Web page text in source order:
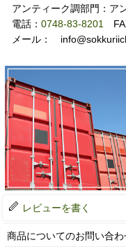
アンティーク調部門：ア
電話： 0748-83-8201
メール：
レビューを書く
商品についてのお問い合わ